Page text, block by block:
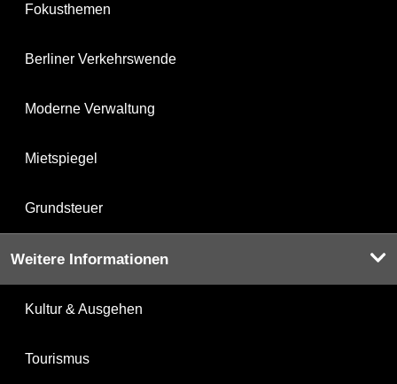
Fokusthemen
Berliner Verkehrswende
Moderne Verwaltung
Mietspiegel
Grundsteuer
Weitere Informationen
Kultur & Ausgehen
Tourismus